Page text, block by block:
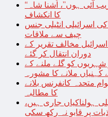
“غزہ کے حالات دیکھ کر اسلام کے قریب آئی ہوں”، اُشنا شاہ
کا انکشاف
اسرائیلی انٹیلی جنس
چیف سے ملاقات
مخالف تقریر کے
دوران انتقال کر گئے
کو گلے ملنے کے
کُہنیاں ملانے کا مشورہ
متحدہ کانفرنس بلانے
کا مطالبہ
ہولناکیاں جاری ہیں،
پر قابو نہ رکھ سکی